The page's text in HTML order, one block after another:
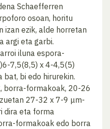
Schaefferren
osoan, horitu
izan ezik, alde horretan
argi eta garbi.
iluna espora-
7,5(8,5) x 4-4,5(5)
bi edo hirurekin.
borra-formakoak, 20-26
27-32 x 7-9 μm-
dira eta forma
formakoak edo borra